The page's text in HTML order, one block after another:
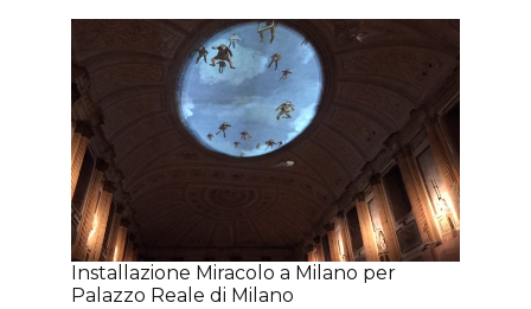
Installazione Miracolo a Milano per
Palazzo Reale di Milano